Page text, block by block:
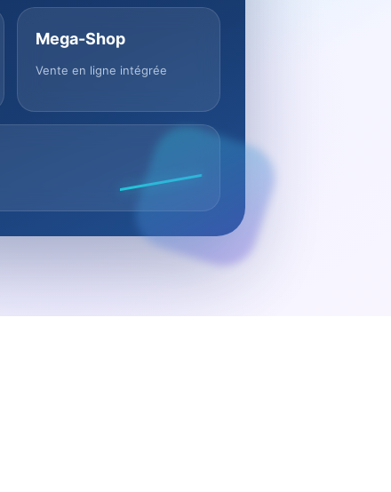
Mega-Shop
Vente en ligne intégrée